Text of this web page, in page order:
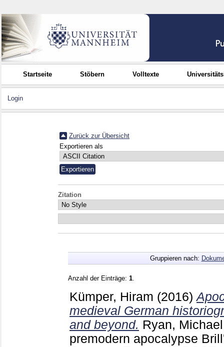
Startseite Stöbern Volltexte
Login
Zurück zur Übersicht
Exportieren als
Zitation
Gruppieren nach:
Anzahl der Einträge: 1
Kümper, Hiram (2016)
medieval German
and beyond. Ryan,
premodern apocalypse